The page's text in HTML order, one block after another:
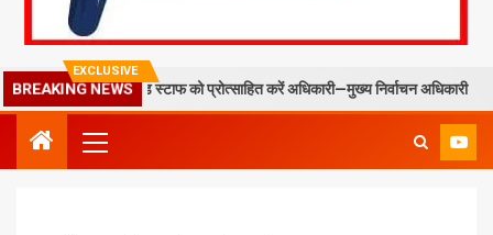
EXCLUSIVE
BREAKING NEWS
BLO और फील्ड स्टाफ को प्रोत्साहित करें अधिकारी—मुख्य निर्वाचन अधिकारी